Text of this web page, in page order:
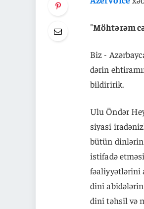
"Möhtərəm
Biz -
dərin
bildiririk.
Ulu Öndər
siyasi
bütün dinlərin
istifadə
fəaliyyətlərini
dini
dini təhsil və